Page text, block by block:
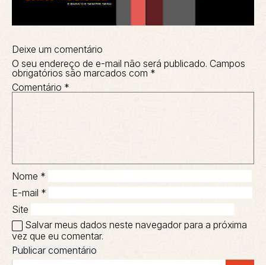
Deixe um comentário
O seu endereço de e-mail não será publicado. Campos
obrigatórios são marcados com *
Comentário *
Nome *
E-mail *
Site
Salvar meus dados neste navegador para a próxima
vez que eu comentar.